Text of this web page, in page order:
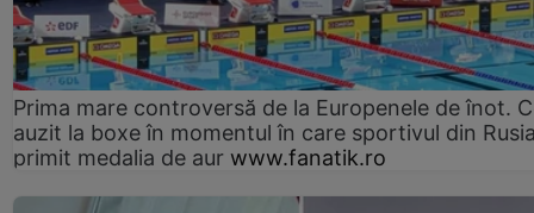
Prima mare controversă de la Europenele de înot.
auzit la boxe în momentul în care sportivul din
primit medalia de aur www.fanatik.ro